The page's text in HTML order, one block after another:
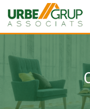
Modificar